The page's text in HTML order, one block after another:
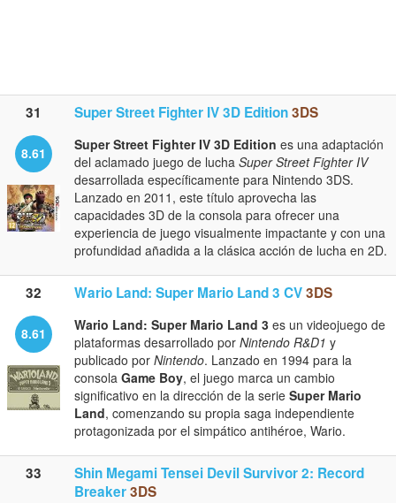
31 Super Street Fighter IV 3D Edition3DS
8.61 Super Street Fighter IV 3D Edition es una adaptación
del aclamado juego de lucha Super Street Fighter IV
desarrollada específicamente para Nintendo 3DS.
Lanzado en 2011, este título aprovecha las
capacidades 3D de la consola para ofrecer una
experiencia de juego visualmente impactante y con una
profundidad añadida a la clásica acción de lucha en 2D.
32 Wario Land: Super Mario Land 3 CV3DS
8.61 Wario Land: Super Mario Land 3 es un videojuego de
plataformas desarrollado por Nintendo R&D1 y
publicado por Nintendo. Lanzado en 1994 para la
consola Game Boy, el juego marca un cambio
significativo en la dirección de la serie Super Mario
Land, comenzando su propia saga independiente
protagonizada por el simpático antihéroe, Wario.
33
Shin Megami Tensei Devil Survivor 2: Record
Breaker3DS